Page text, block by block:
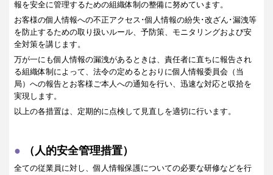
報を安全に管理するための組織体制の整備に努めています。
お客様の個人情報への不正アクセス･個人情報の紛失･改ざん･漏洩等
を防止するための取り扱いルール、予防策、モニタリングおよび安
全対策を講じます。
万が一にも個人情報の漏洩があるときは、責任者に直ちに報告され
る組織体制によって、法令の定めるとおりに個人情報委員会（当
局）への報告とお客様ご本人への通知を行い、迅速な対応と収拾を
実現します。
以上の各措置は、定期的に点検して見直しを適切に行います。
（人的安全管理措置）
全ての従業員に対し、個人情報保護についての必要な研修などを行